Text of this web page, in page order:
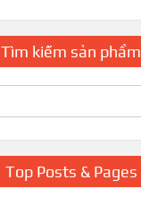
Tìm kiếm sản phẩm
Top Posts & Pages